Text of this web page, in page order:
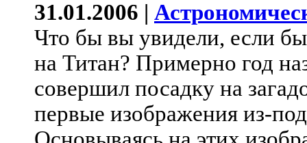
31.01.2006 |
Что бы вы увидели, если
на Титан? Примерно год
совершил посадку на
первые изображения из-